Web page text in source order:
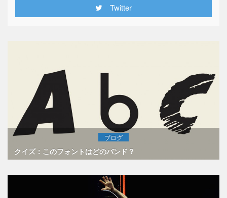
Twitter
ブログ
クイズ：このフォントはどのバンド？